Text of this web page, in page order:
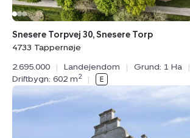
Snesere Torpvej 30, Snesere Torp
4733 Tappernøje
2.695.000
| Landejendom | Grund: 1 Ha
|
Driftbygn: 602 m2 |
Landejendom:
Christinelundsvej